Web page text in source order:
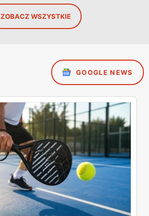
ZOBACZ WSZYSTKIE
GOOGLE NEWS